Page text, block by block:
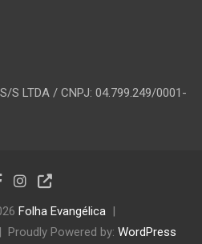
S LTDA / CNPJ: 04.799.249/0001-
Folha Evangélica
Proudly Powered by: WordPress